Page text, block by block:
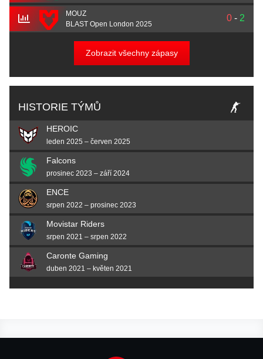
MOUZ
BLAST Open London 2025
0 - 2
Zobrazit všechny zápasy
HISTORIE TÝMŮ
HEROIC
leden 2025 – červen 2025
Falcons
prosinec 2023 – září 2024
ENCE
srpen 2022 – prosinec 2023
Movistar Riders
srpen 2021 – srpen 2022
Caronte Gaming
duben 2021 – květen 2021